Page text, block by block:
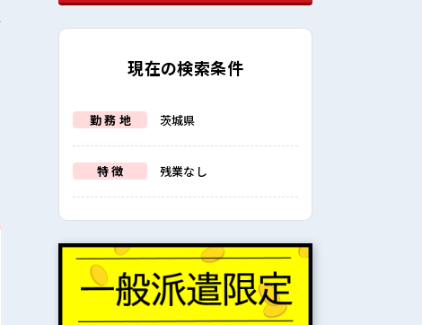
現在の検索条件
勤 務 地 茨城県
特 徴 残業なし